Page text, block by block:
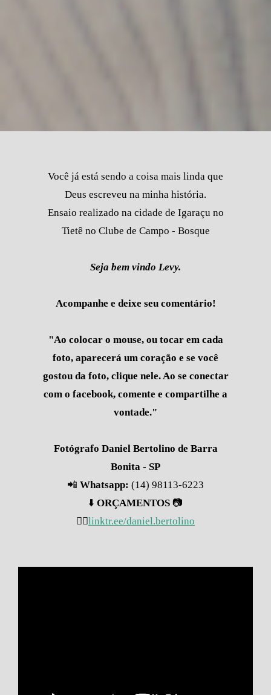
Você já está sendo a coisa mais linda que
Deus escreveu na minha história.
Ensaio realizado na cidade de Igaraçu no
Tietê no Clube de Campo - Bosque
Seja bem vindo Levy.
Acompanhe e deixe seu comentário!
"Ao colocar o mouse, ou tocar em cada
foto, aparecerá um coração e se você
gostou da foto, clique nele. Ao se conectar
com o facebook, comente e compartilhe a
vontade."
Fotógrafo Daniel Bertolino de Barra
Bonita - SP
📲 Whatsapp: (14) 98113-6223
⬇️ ORÇAMENTOS 📷
👇🏽linktr.ee/daniel.bertolino